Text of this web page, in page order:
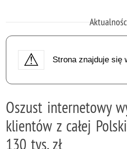
Strona znajduje się
Oszust internetowy
klientów z całej
130 tys. zł